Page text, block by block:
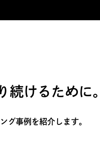
続けるために。
グ事例を紹介します。